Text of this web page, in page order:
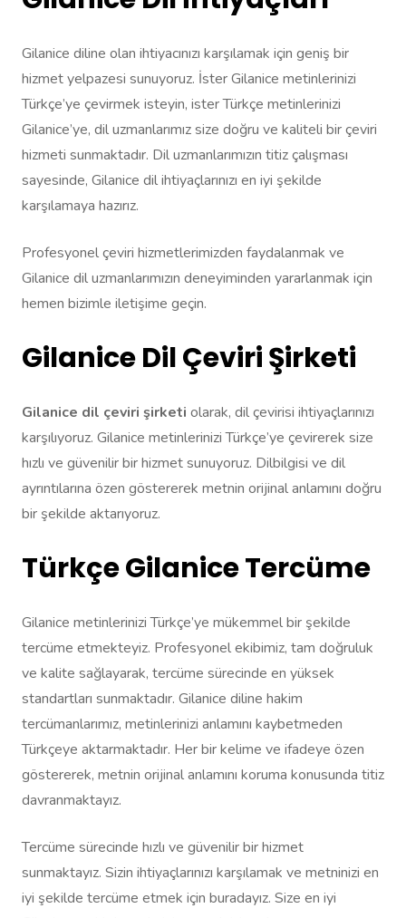
Gilanice diline olan ihtiyacınızı karşılamak için geniş bir
hizmet yelpazesi sunuyoruz. İster Gilanice metinlerinizi
Türkçe’ye çevirmek isteyin, ister Türkçe metinlerinizi
Gilanice’ye, dil uzmanlarımız size doğru ve kaliteli bir çeviri
hizmeti sunmaktadır. Dil uzmanlarımızın titiz çalışması
sayesinde, Gilanice dil ihtiyaçlarınızı en iyi şekilde
karşılamaya hazırız.
Profesyonel çeviri hizmetlerimizden faydalanmak ve
Gilanice dil uzmanlarımızın deneyiminden yararlanmak için
hemen bizimle iletişime geçin.
Gilanice Dil Çeviri Şirketi
Gilanice dil çeviri şirketi olarak, dil çevirisi ihtiyaçlarınızı
karşılıyoruz. Gilanice metinlerinizi Türkçe’ye çevirerek size
hızlı ve güvenilir bir hizmet sunuyoruz. Dilbilgisi ve dil
ayrıntılarına özen göstererek metnin orijinal anlamını doğru
bir şekilde aktarıyoruz.
Türkçe Gilanice Tercüme
Gilanice metinlerinizi Türkçe’ye mükemmel bir şekilde
tercüme etmekteyiz. Profesyonel ekibimiz, tam doğruluk
ve kalite sağlayarak, tercüme sürecinde en yüksek
standartları sunmaktadır. Gilanice diline hakim
tercümanlarımız, metinlerinizi anlamını kaybetmeden
Türkçeye aktarmaktadır. Her bir kelime ve ifadeye özen
göstererek, metnin orijinal anlamını koruma konusunda titiz
davranmaktayız.
Tercüme sürecinde hızlı ve güvenilir bir hizmet
sunmaktayız. Sizin ihtiyaçlarınızı karşılamak ve metninizi en
iyi şekilde tercüme etmek için buradayız. Size en iyi